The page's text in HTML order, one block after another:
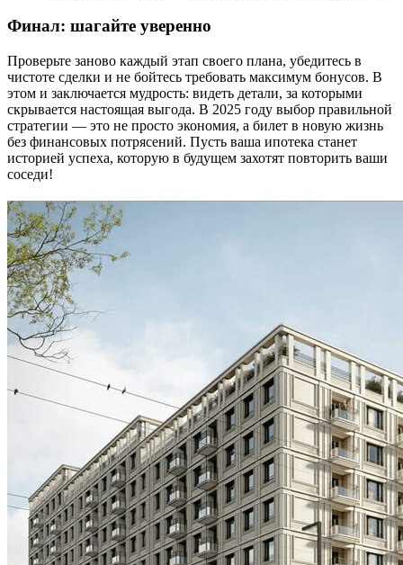
Финал: шагайте уверенно
Проверьте заново каждый этап своего плана, убедитесь в
чистоте сделки и не бойтесь требовать максимум бонусов. В
этом и заключается мудрость: видеть детали, за которыми
скрывается настоящая выгода. В 2025 году выбор правильной
стратегии — это не просто экономия, а билет в новую жизнь
без финансовых потрясений. Пусть ваша ипотека станет
историей успеха, которую в будущем захотят повторить ваши
соседи!